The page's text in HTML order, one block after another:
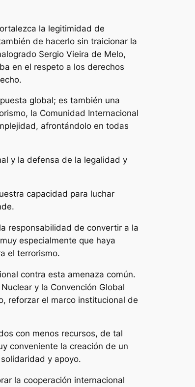
la legitimidad de
de hacerlo sin traicionar la
Sergio Vieira de Melo,
en el respeto a los derechos
global; es también una
la Comunidad Internacional
afrontándolo en todas
y la defensa de la legalidad y
capacidad para luchar
responsabilidad de convertir a la
especialmente que haya
el terrorismo.
contra esta amenaza común.
y la Convención Global
reforzar el marco institucional de
con menos recursos, de tal
conveniente la creación de un
y apoyo.
la cooperación internacional